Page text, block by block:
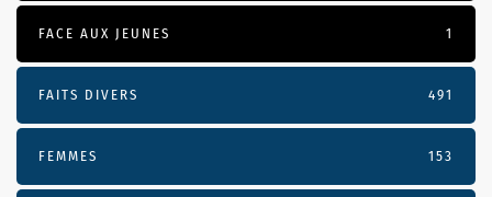
FACE AUX JEUNES 1
FAITS DIVERS 491
FEMMES 153